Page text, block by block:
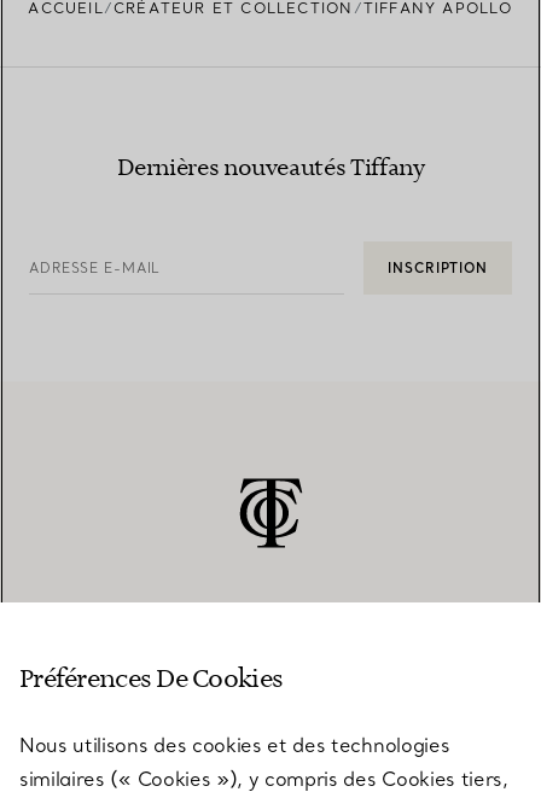
ACCUEIL CRÉATEUR ET COLLECTION TIFFANY APOLLO
Dernières nouveautés Tiffany
ADRESSE E-MAIL INSCRIPTION
SERVICES
Préférences De Cookies
Nous utilisons des cookies et des technologies
similaires (« Cookies »), y compris des Cookies tiers,